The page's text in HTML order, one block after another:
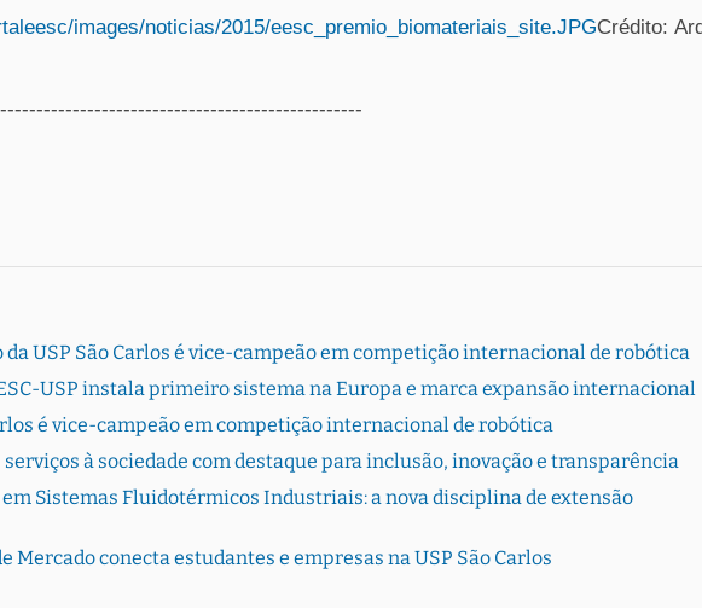
images/noticias/2015/eesc_premio_biomateriais_site.JPGCrédito:
da USP São Carlos é vice-campeão em competição internacional de robótica
USP instala primeiro sistema na Europa e marca expansão internacional
é vice-campeão em competição internacional de robótica
à sociedade com destaque para inclusão, inovação e transparência
Sistemas Fluidotérmicos Industriais: a nova disciplina de extensão
Mercado conecta estudantes e empresas na USP São Carlos